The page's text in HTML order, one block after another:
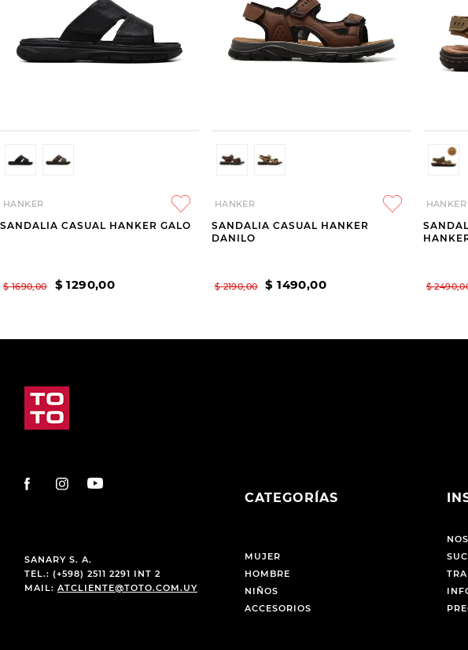
HANKER
SANDALIA CASUAL HANKER GALO
$ 1690,00 $ 1290,00
HANKER
SANDALIA CASUAL HANKER
DANILO
$ 2190,00 $ 1490,00
HANKER
$ 2490,
SANARY S. A.
TEL.: (+598) 2511 2291 INT 2
MAIL: ATCLIENTE@TOTO.COM.UY
CATEGORÍAS
MUJER
HOMBRE
NIÑOS
ACCESORIOS